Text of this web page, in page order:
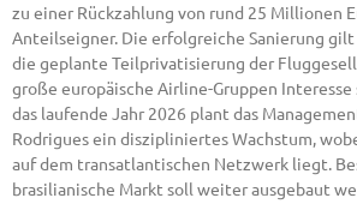
zu einer Rückzahlung von rund 25 Millionen
Anteilseigner. Die erfolgreiche Sanierung gilt
die geplante Teilprivatisierung der
große europäische Airline-Gruppen
das laufende Jahr 2026 plant das
Rodrigues ein diszipliniertes Wachstum,
auf dem transatlantischen Netzwerk liegt.
brasilianische Markt soll weiter ausgebaut